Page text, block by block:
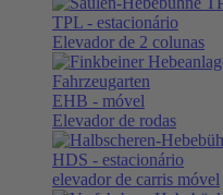
TPL - estacionário
Elevador de 2 colunas
EHB - móvel
Elevador de rodas
HDS - estacionário
elevador de carris móvel